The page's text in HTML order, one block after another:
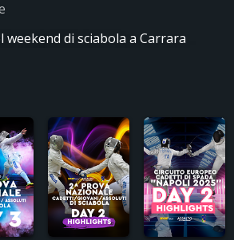
di sciabola a Carrara